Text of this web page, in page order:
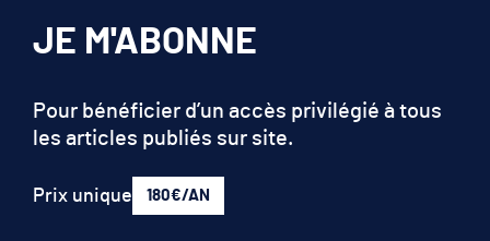
JE M'ABONNE
Pour bénéficier d’un accès privilégié à tous
les articles publiés sur site.
Prix unique 180€/AN